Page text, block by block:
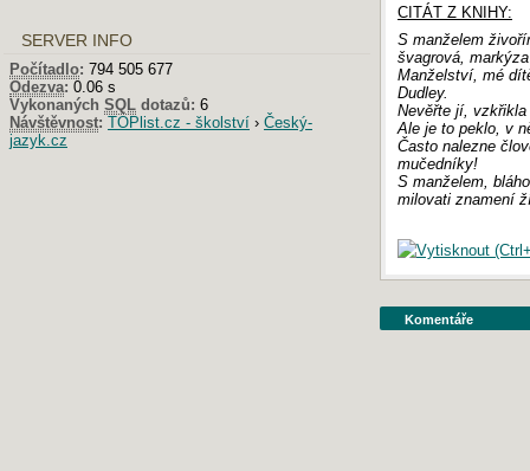
CITÁT Z KNIHY:
S manželem
švagrová,
Manželství, mé
Dudley.
Nevěřte jí,
Ale je to peklo, v
Často nalezne
mučedníky!
S manželem,
milovati znamení
Komentáře
SERVER INFO
Počítadlo: 794 505 677
Odezva: 0.06 s
Vykonaných SQL dotazů: 6
Návštěvnost: TOPlist.cz - školství › Český-
jazyk.cz